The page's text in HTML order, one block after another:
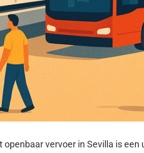
openbaar vervoer in Sevilla is